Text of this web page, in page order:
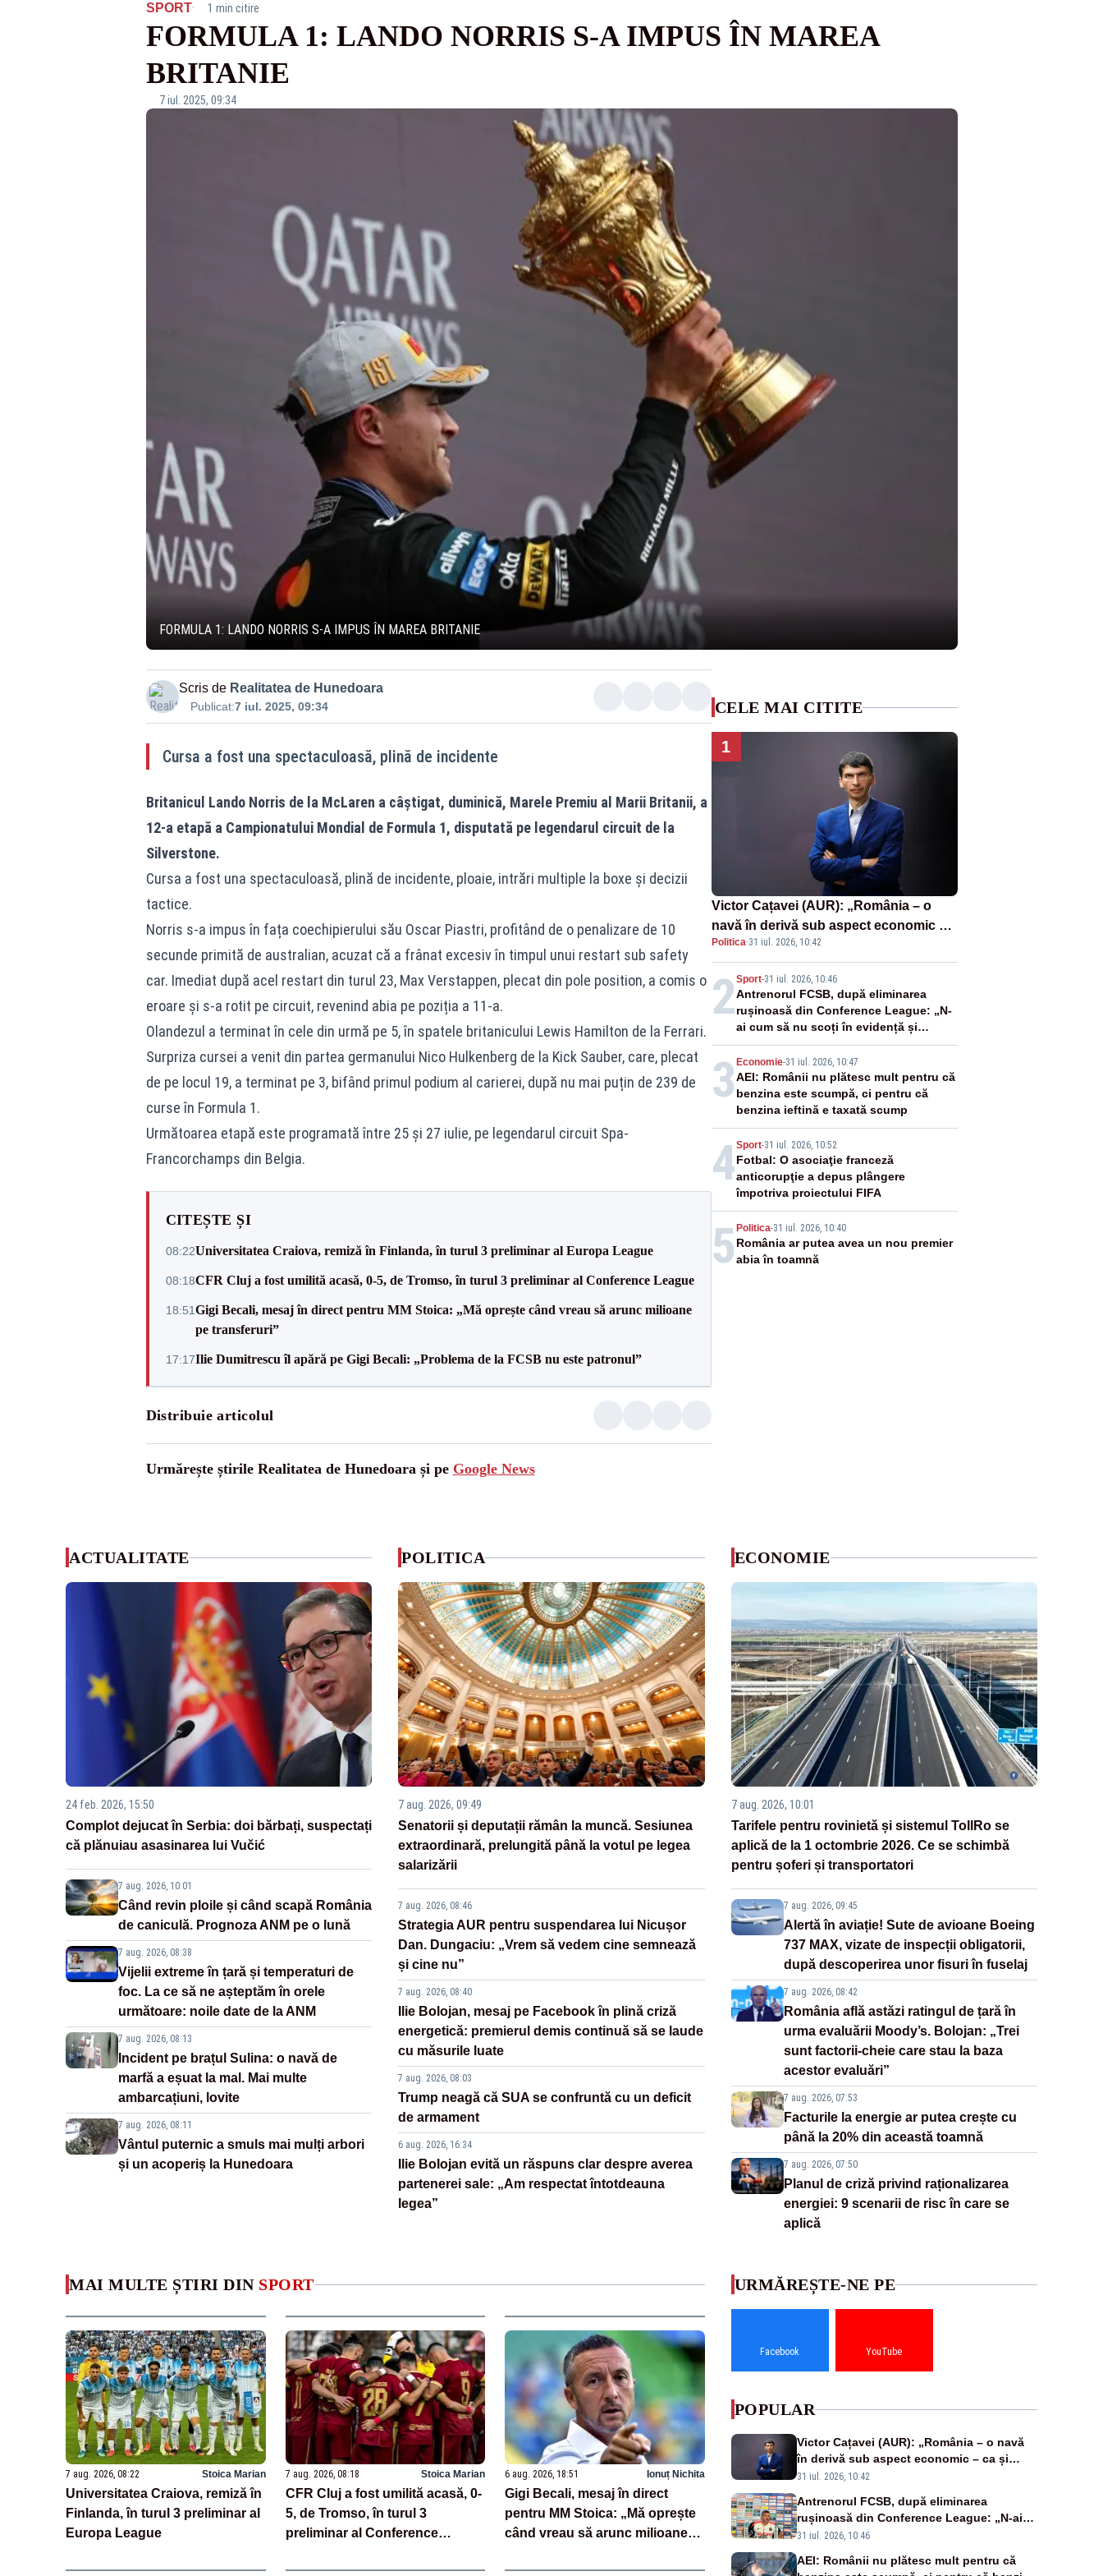
SPORT· 1 min citire
FORMULA 1: LANDO NORRIS S-A IMPUS ÎN MAREA
BRITANIE
7 iul. 2025, 09:34
FORMULA 1: LANDO NORRIS S-A IMPUS ÎN MAREA BRITANIE
Scris de Realitatea de Hunedoara
Publicat:7 iul. 2025, 09:34
Cursa a fost una spectaculoasă, plină de incidente
Britanicul Lando Norris de la McLaren a câștigat, duminică, Marele Premiu al Marii Britanii, a
12-a etapă a Campionatului Mondial de Formula 1, disputată pe legendarul circuit de la
Silverstone.
Cursa a fost una spectaculoasă, plină de incidente, ploaie, intrări multiple la boxe și decizii
tactice.
Norris s-a impus în fața coechipierului său Oscar Piastri, profitând de o penalizare de 10
secunde primită de australian, acuzat că a frânat excesiv în timpul unui restart sub safety
car. Imediat după acel restart din turul 23, Max Verstappen, plecat din pole position, a comis o
eroare și s-a rotit pe circuit, revenind abia pe poziția a 11-a.
Olandezul a terminat în cele din urmă pe 5, în spatele britanicului Lewis Hamilton de la Ferrari.
Surpriza cursei a venit din partea germanului Nico Hulkenberg de la Kick Sauber, care, plecat
de pe locul 19, a terminat pe 3, bifând primul podium al carierei, după nu mai puțin de 239 de
curse în Formula 1.
Următoarea etapă este programată între 25 și 27 iulie, pe legendarul circuit Spa-
Francorchamps din Belgia.
CITEȘTE ȘI
08:22Universitatea Craiova, remiză în Finlanda, în turul 3 preliminar al Europa League
08:18CFR Cluj a fost umilită acasă, 0-5, de Tromso, în turul 3 preliminar al Conference League
18:51Gigi Becali, mesaj în direct pentru MM Stoica: „Mă oprește când vreau să arunc milioane
pe transferuri”
17:17Ilie Dumitrescu îl apără pe Gigi Becali: „Problema de la FCSB nu este patronul”
Distribuie articolul
Urmărește știrile Realitatea de Hunedoara și pe Google News
CELE MAI CITITE
1
Victor Cațavei (AUR): „România – o
navă în derivă sub aspect economic –
ca și rezultat al guvernărilor din ultimii
36 de ani”
Politica·31 iul. 2026, 10:42
2Sport-31 iul. 2026, 10:46
Antrenorul FCSB, după eliminarea
rușinoasă din Conference League: „N-
ai cum să nu scoți în evidență și
lucrurile bune”
3 Economie-31 iul. 2026, 10:47
AEI: Românii nu plătesc mult pentru că
benzina este scumpă, ci pentru că
benzina ieftină e taxată scump
4Sport-31 iul. 2026, 10:52
Fotbal: O asociaţie franceză
anticorupţie a depus plângere
împotriva proiectului FIFA
5 Politica-31 iul. 2026, 10:40
România ar putea avea un nou premier
abia în toamnă
ACTUALITATE
24 feb. 2026, 15:50
Complot dejucat în Serbia: doi bărbați, suspectați
că plănuiau asasinarea lui Vučić
7 aug. 2026, 10:01
Când revin ploile și când scapă România
de caniculă. Prognoza ANM pe o lună
7 aug. 2026, 08:38
Vijelii extreme în țară și temperaturi de
foc. La ce să ne așteptăm în orele
următoare: noile date de la ANM
7 aug. 2026, 08:13
Incident pe brațul Sulina: o navă de
marfă a eșuat la mal. Mai multe
ambarcațiuni, lovite
7 aug. 2026, 08:11
Vântul puternic a smuls mai mulți arbori
și un acoperiș la Hunedoara
POLITICA
7 aug. 2026, 09:49
Senatorii și deputații rămân la muncă. Sesiunea
extraordinară, prelungită până la votul pe legea
salarizării
7 aug. 2026, 08:46
Strategia AUR pentru suspendarea lui Nicușor
Dan. Dungaciu: „Vrem să vedem cine semnează
și cine nu”
7 aug. 2026, 08:40
Ilie Bolojan, mesaj pe Facebook în plină criză
energetică: premierul demis continuă să se laude
cu măsurile luate
7 aug. 2026, 08:03
Trump neagă că SUA se confruntă cu un deficit
de armament
6 aug. 2026, 16:34
Ilie Bolojan evită un răspuns clar despre averea
partenerei sale: „Am respectat întotdeauna
legea”
ECONOMIE
7 aug. 2026, 10:01
Tarifele pentru rovinietă și sistemul TollRo se
aplică de la 1 octombrie 2026. Ce se schimbă
pentru șoferi și transportatori
7 aug. 2026, 09:45
Alertă în aviație! Sute de avioane Boeing
737 MAX, vizate de inspecții obligatorii,
după descoperirea unor fisuri în fuselaj
7 aug. 2026, 08:42
România află astăzi ratingul de țară în
urma evaluării Moody’s. Bolojan: „Trei
sunt factorii-cheie care stau la baza
acestor evaluări”
7 aug. 2026, 07:53
Facturile la energie ar putea crește cu
până la 20% din această toamnă
7 aug. 2026, 07:50
Planul de criză privind raționalizarea
energiei: 9 scenarii de risc în care se
aplică
MAI MULTE ȘTIRI DIN SPORT
7 aug. 2026, 08:22 Stoica Marian
Universitatea Craiova, remiză în
Finlanda, în turul 3 preliminar al
Europa League
7 aug. 2026, 08:18 Stoica Marian
CFR Cluj a fost umilită acasă, 0-
5, de Tromso, în turul 3
preliminar al Conference
6 aug. 2026, 18:51 Ionuț Nichita
Gigi Becali, mesaj în direct
pentru MM Stoica: „Mă oprește
când vreau să arunc milioane
URMĂREȘTE-NE PE
Facebook YouTube
POPULAR
Victor Cațavei (AUR): „România – o navă
în derivă sub aspect economic – ca și
rezultat al guvernărilor din ultimii 36 de
31 iul. 2026, 10:42
Antrenorul FCSB, după eliminarea
rușinoasă din Conference League: „N-ai
cum să nu scoți în evidență și lucrurile
31 iul. 2026, 10:46
AEI: Românii nu plătesc mult pentru că